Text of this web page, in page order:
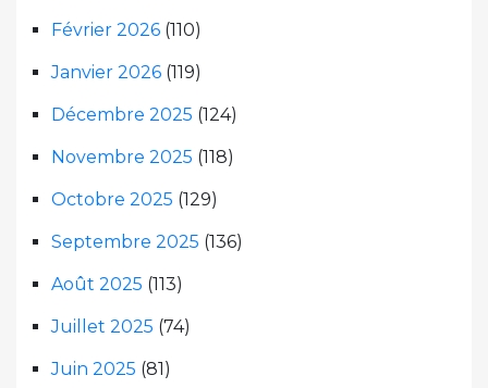
Février 2026 (110)
Janvier 2026 (119)
Décembre 2025 (124)
Novembre 2025 (118)
Octobre 2025 (129)
Septembre 2025 (136)
Août 2025 (113)
Juillet 2025 (74)
Juin 2025 (81)